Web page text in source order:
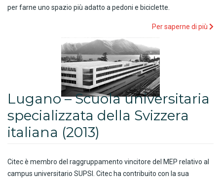
per farne uno spazio più adatto a pedoni e biciclette.
Per saperne di più
Lugano – Scuola universitaria
specializzata della Svizzera
italiana (2013)
Citec è membro del raggruppamento vincitore del MEP relativo al
campus universitario SUPSI. Citec ha contribuito con la sua